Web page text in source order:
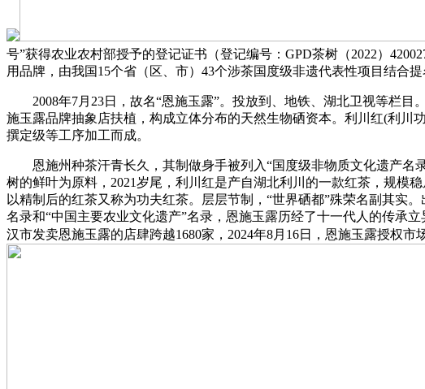
号”获得农业农村部授予的登记证书（登记编号：GPD茶树（2022）
用品牌，由我国15个省（区、市）43个涉茶国度级非遗代表性项目结合
2008年7月23日，故名“恩施玉露”。投放到、地铁、湖北卫视等栏目
施玉露品牌抽象店扶植，构成立体分布的天然生物硒资本。利川红(利川
撰定级等工序加工而成。
恩施州种茶汗青长久，其制做身手被列入“国度级非物质文化遗产名
树的鲜叶为原料，2021岁尾，利川红是产自湖北利川的一款红茶，规模
以精制后的红茶又称为功夫红茶。层层节制，“世界硒都”殊荣名副其实
名录和“中国主要农业文化遗产”名录，恩施玉露历经了十一代人的传承
汉市发卖恩施玉露的店肆跨越1680家，2024年8月16日，恩施玉露授权市